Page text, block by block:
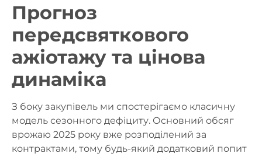
Прогноз
передсвяткового
ажіотажу та цінова
динаміка
З боку закупівель ми спостерігаємо класичну
модель сезонного дефіциту. Основний обсяг
врожаю 2025 року вже розподілений за
контрактами, тому будь-який додатковий попит